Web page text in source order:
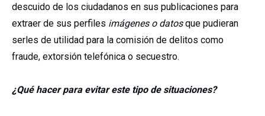
descuido de los ciudadanos en sus publicaciones para
extraer de sus perfiles imágenes o datosque pudieran
serles de utilidad para la comisión de delitos como
fraude, extorsión telefónica o secuestro.
¿Qué hacer para evitar este tipo de situaciones?